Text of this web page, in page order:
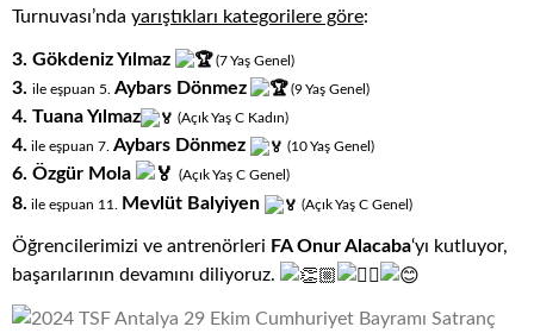
Turnuvası’nda yarıştıkları kategorilere göre:
3. Gökdeniz Yılmaz (7Yaş Genel)
3. ile eşpuan 5. Aybars Dönmez (9Yaş Genel)
4. Tuana Yılmaz (AçıkYaş C Kadın)
4. ile eşpuan 7. Aybars Dönmez (10Yaş Genel)
6. Özgür Mola (AçıkYaş C Genel)
8. ile eşpuan 11. Mevlüt Balyiyen (AçıkYaş C Genel)
Öğrencilerimizi ve antrenörleri FA Onur Alacaba‘yı kutluyor,
başarılarının devamını diliyoruz.